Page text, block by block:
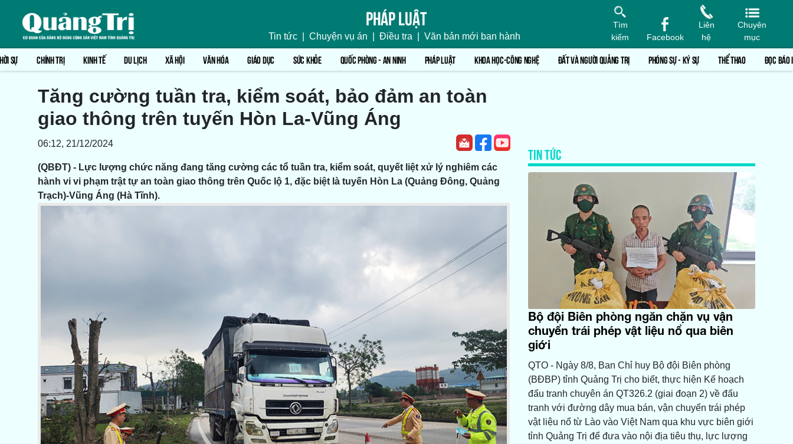
Pháp luật
Tin tức Chuyện vụ án Điều tra Văn bản mới ban hành
Tìm
kiếm
Facebook
Liên
hệ
Chuyên
mục
SỰ CHÍNH TRỊ KINH TẾ DU LỊCH XÃ HỘI VĂN HÓA GIÁO DỤC SỨC KHỎE QUỐC PHÒNG - AN NINH PHÁP LUẬT KHOA HỌC-CÔNG NGHỆ ĐẤT VÀ NGƯỜI QUẢNG TRỊ PHÓNG SỰ - KÝ SỰ THỂ THAO ĐỌC BÁO
Tăng cường tuần tra, kiểm soát, bảo đảm an toàn
giao thông trên tuyến Hòn La-Vũng Áng
06:12, 21/12/2024
(QBĐT) - Lực lượng chức năng đang tăng cường các tổ tuần tra, kiểm soát, quyết liệt xử lý nghiêm các
hành vi vi phạm trật tự an toàn giao thông trên Quốc lộ 1, đặc biệt là tuyến Hòn La (Quảng Đông, Quảng
Trạch)-Vũng Áng (Hà Tĩnh).
TIN TỨC
Bộ đội Biên phòng ngăn chặn vụ vận
chuyển trái phép vật liệu nổ qua biên
giới
QTO - Ngày 8/8, Ban Chỉ huy Bộ đội Biên phòng
(BĐBP) tỉnh Quảng Trị cho biết, thực hiện Kế hoạch
đấu tranh chuyên án QT326.2 (giai đoạn 2) về đấu
tranh với đường dây mua bán, vận chuyển trái phép
vật liệu nổ từ Lào vào Việt Nam qua khu vực biên giới
tỉnh Quảng Trị để đưa vào nội địa tiêu thụ, lực lượng